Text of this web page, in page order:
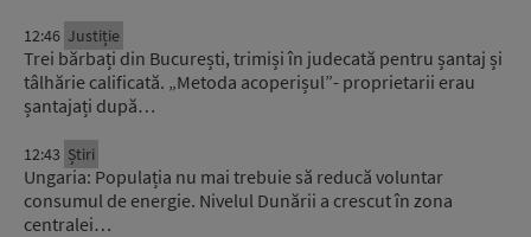
12:46 Justiție
Trei bărbați din București, trimiși în judecată pentru șantaj și
tâlhărie calificată. „Metoda acoperișul”- proprietarii erau
șantajați după…
12:43 Știri
Ungaria: Populația nu mai trebuie să reducă voluntar
consumul de energie. Nivelul Dunării a crescut în zona
centralei…